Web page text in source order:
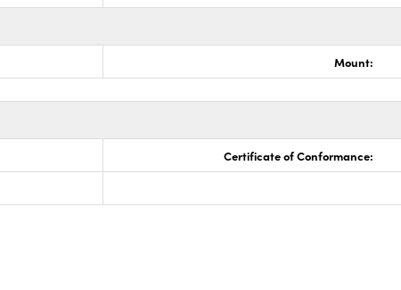
Mount:
Certificate of Conformance: